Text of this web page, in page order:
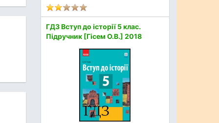
ГДЗ Вступ до історії 5 клас.
Підручник [Гісем О.В.] 2018